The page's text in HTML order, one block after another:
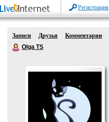
Регистрация
Записи Друзья
Комментарии
Olga TS